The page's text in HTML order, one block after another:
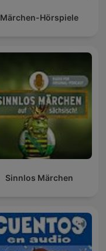
Märchen-Hörspiele
Sinnlos Märchen